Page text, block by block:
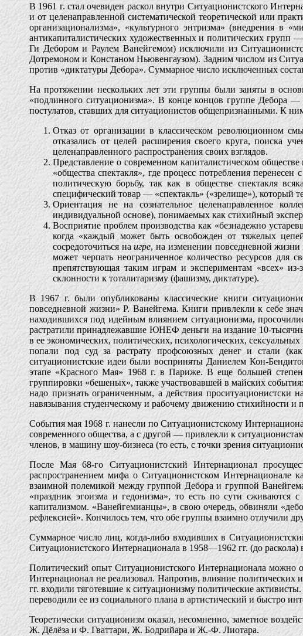
В 1961 г. стал очевиден раскол внутри Ситуационистского
и от целенаправленной систематической теоретической или
организационализма», «культурного энтризма» (внедрения
антикапиталистических художественных и политических
Ги Дебором и Раулем Ванейгемом) исключили из
Дотремоном и Констаном Ньювенгаузом). Задним числом из
против «диктатуры Дебора». Суммарное число исключенных
На протяжении нескольких лет эти группы были заняты в
«подлинного ситуационизма». В конце концов группе Дебора —
постулатов, ставших для ситуационистов общепризнанными. К
Отказ от организации в классическом революционном
отказались от целей расширения своего круга, поиска
целенаправленного распространения своих взглядов.
Представление о современном капиталистическом
«общества спектакля», где процесс потребления
политическую борьбу, так как в обществе спектакля
специфический товар — «спектакль» («зрелище»), который
Ориентация не на сознательное целенаправленное
индивидуальной основе), понимаемых как стихийный
Восприятие проблем производства как «безнадежно
когда «каждый может быть освобожден от тяжелых
сосредоточиться наигре, на изменении повседневной
может черпать неограниченное количество ресурсов для
препятствующая таким играм и экспериментам «всех» из-
склонности к тоталитаризму (фашизму, диктатуре).
В 1967 г. были опубликованы классические книги
повседневной жизни» Р. Ванейгема. Книги привлекли к себе
находившихся под идейным влиянием ситуационизма,
растратили принадлежавшие ЮНЕФ деньги на издание 10-
в ее экономических, политических, психологических,
попали под суд за растрату профсоюзных денег и стали
ситуационистские идеи были восприняты Даниелем Кон-
этапе «Красного Мая» 1968 г. в Париже. В еще большей
группировки «бешеных», также участвовавшей в майских
надо признать ограниченным, а действия проситуационистски
навязывания студенческому и рабочему движению стихийности
События мая 1968 г. нанесли по Ситуационистскому
современного общества, а с другой — привлекли к
членов, в машину шоу-бизнеса (то есть, с точки зрения
После Мая 68-го Ситуационистский Интернационал
распространением мифа о Ситуационистском Интернационале
взаимной полемикой между группой Дебора и группой
«праздник эгоизма и гедонизма», то есть по сути сживаются
капитализмом. «Ванейгемианцы», в свою очередь, обвиняли
рефлексией». Кончилось тем, что обе группы взаимно отлучили
Суммарное число лиц, когда-либо входивших в
Ситуационистского Интернационала в 1958—1962 гг. (до раскола)
Политический опыт Ситуационистского Интернационала можно
Интернационал не реализовал. Напротив, влияние политических
гг. входили тяготевшие к ситуационизму политические
переводили ее из социального плана в артистический и быстро
Теоретически ситуационизм оказал, несомненно, заметное
Ж. Дёлёза и Ф. Гваттари, Ж. Бодрийара и Ж.-Ф. Лиотара.